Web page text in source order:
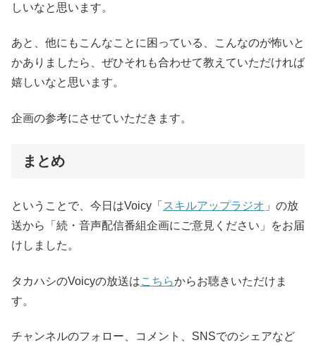
しいなと思います。
あと、他にもこんなことに困っている、こんなのが怖いと
かありましたら、ぜひそれも合わせて教えていただければ
嬉しいなと思います。
企画の参考にさせていただきます。
まとめ
ということで、今日はVoicy「 スキルアップラジオ 」の放
送から「続・音声配信番組企画にご意見ください」をお届
けしました。
タカハシのVoicyの放送はこちらからお聴きいただけま
す。
チャンネルのフォロー、コメント、SNSでのシェアなど